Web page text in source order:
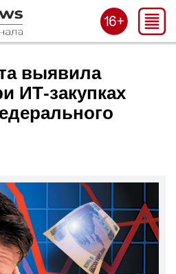
выявила
ИТ-закупках